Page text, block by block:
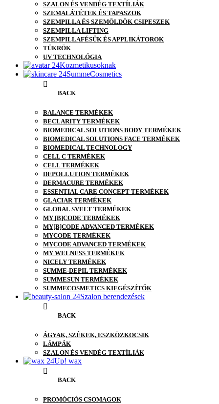
SZALON ÉS VENDÉG TEXTÍLIÁK
SZEMALÁTÉTEK ÉS TAPASZOK
SZEMPILLA ÉS SZEMÖLDÖK CSIPESZEK
SZEMPILLA LIFTING
SZEMPILLAFÉSŰK ÉS APPLIKÁTOROK
TÜKRÖK
UV TECHNOLÓGIA
Kozmetikusoknak
SummeCosmetics
BACK
BALANCE TERMÉKEK
BECLARITY TERMÉKEK
BIOMEDICAL SOLUTIONS BODY TERMÉKEK
BIOMEDICAL SOLUTIONS FACE TERMÉKEK
BIOMEDICAL TECHNOLOGY
CELL C TERMÉKEK
CELL TERMÉKEK
DEPOLLUTION TERMÉKEK
DERMACURE TERMÉKEK
ESSENTIAL CARE CONCEPT TERMÉKEK
GLACIAR TERMÉKEK
GLOBAL SVELT TERMÉKEK
MY [B]CODE TERMÉKEK
MY[B]CODE ADVANCED TERMÉKEK
MYCODE TERMÉKEK
MYCODE ADVANCED TERMÉKEK
MY WELNESS TERMÉKEK
NICELY TERMÉKEK
SUMME-DEPIL TERMÉKEK
SUMMESUN TERMÉKEK
SUMMECOSMETICS KIEGÉSZÍTŐK
Szalon berendezések
BACK
ÁGYAK, SZÉKEK, ESZKÖZKOCSIK
LÁMPÁK
SZALON ÉS VENDÉG TEXTÍLIÁK
Up! wax
BACK
PROMÓCIÓS CSOMAGOK